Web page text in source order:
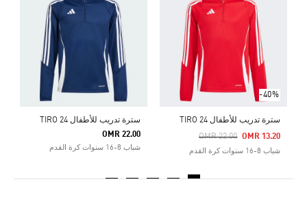
-40%
سترة تدريب للأطفال TIRO 24
Price Reduced From
OMR 22.00
To OMR 13.20
شباب 8-16 سنوات كرة القدم
سترة تدريب للأطفال TIRO 24
OMR 22.00
شباب 8-16 سنوات كرة القدم